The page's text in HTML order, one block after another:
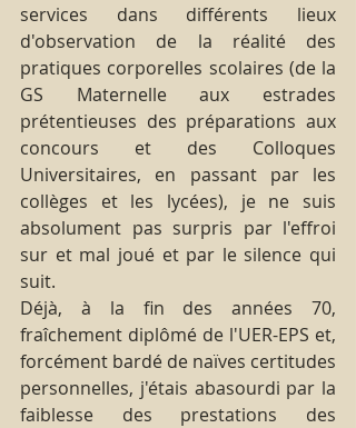
services dans différents lieux
d'observation de la réalité des
pratiques corporelles scolaires (de la
GS Maternelle aux estrades
prétentieuses des préparations aux
concours et des Colloques
Universitaires, en passant par les
collèges et les lycées), je ne suis
absolument pas surpris par l'effroi
sur et mal joué et par le silence qui
suit.
Déjà, à la fin des années 70,
fraîchement diplômé de l'UER-EPS et,
forcément bardé de naïves certitudes
personnelles, j'étais abasourdi par la
faiblesse des prestations des